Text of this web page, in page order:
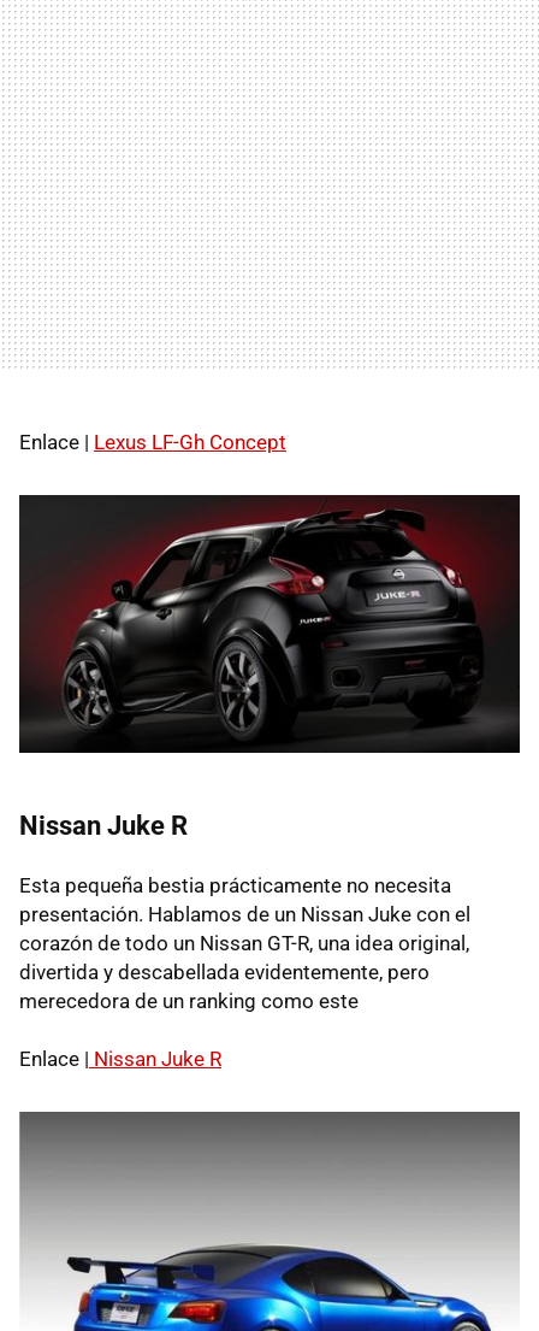
Enlace | Lexus LF-Gh Concept
Nissan Juke R
Esta pequeña bestia prácticamente no necesita
presentación. Hablamos de un Nissan Juke con el
corazón de todo un Nissan GT-R, una idea original,
divertida y descabellada evidentemente, pero
merecedora de un ranking como este
Enlace | Nissan Juke R